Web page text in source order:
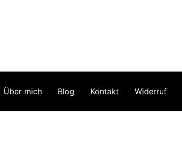
Über mich Blog Kontakt Widerruf